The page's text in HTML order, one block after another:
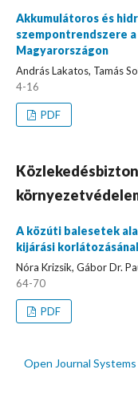
Akkumulátoros és
szempontrendszere
Magyarországon
András Lakatos, Tamás
4-16
PDF
A közúti balesetek
kijárási
Nóra Krizsik, Gábor Dr.
64-70
PDF
Open Journal Systems